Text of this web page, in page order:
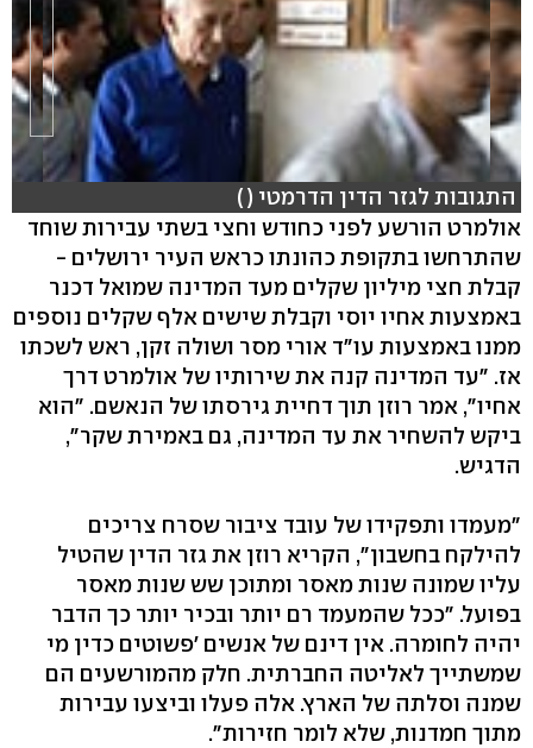
התגובות לגזר הדין הדרמטי ( )
אולמרט הורשע לפני כחודש וחצי בשתי עבירות שוחד
שהתרחשו בתקופת כהונתו כראש העיר ירושלים -
קבלת חצי מיליון שקלים מעד המדינה שמואל דכנר
באמצעות אחיו יוסי וקבלת שישים אלף שקלים נוספים
ממנו באמצעות עו"ד אורי מסר ושולה זקן, ראש לשכתו
אז. "עד המדינה קנה את שירותיו של אולמרט דרך
אחיו", אמר רוזן תוך דחיית גירסתו של הנאשם. "הוא
ביקש להשחיר את עד המדינה, גם באמירת שקר",
הדגיש.
"מעמדו ותפקידו של עובד ציבור שסרח צריכים
להילקח בחשבון", הקריא רוזן את גזר הדין שהטיל
עליו שמונה שנות מאסר ומתוכן שש שנות מאסר
בפועל. "ככל שהמעמד רם יותר ובכיר יותר כך הדבר
יהיה לחומרה. אין דינם של אנשים 'פשוטים כדין מי
שמשתייך לאליטה החברתית. חלק מהמורשעים הם
שמנה וסלתה של הארץ. אלה פעלו וביצעו עבירות
מתוך חמדנות, שלא לומר חזירות".